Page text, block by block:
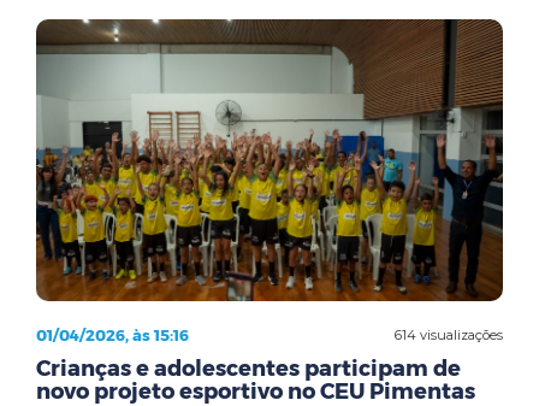
614 visualizações
01/04/2026, às 15:16
Crianças e adolescentes participam de
novo projeto esportivo no CEU Pimentas